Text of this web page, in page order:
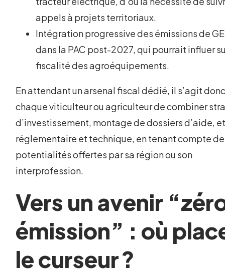
appels à projets territoriaux.
Intégration progressive des émissions de
dans la PAC post-2027, qui pourrait influer
fiscalité des agroéquipements.
En attendant un arsenal fiscal dédié, il s’agit
chaque viticulteur ou agriculteur de combiner
d’investissement, montage de dossiers d’aide,
réglementaire et technique, en tenant compte
potentialités offertes par sa région ou son
interprofession.
Vers un avenir
émission” : où
le curseur ?